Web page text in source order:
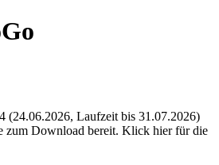
(24.06.2026, Laufzeit bis 31.07.2026)
zum Download bereit. Klick hier für die